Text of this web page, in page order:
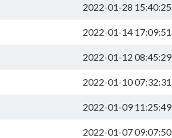
2022-01-28 15:40:25
2022-01-14 17:09:51
2022-01-12 08:45:29
2022-01-10 07:32:31
2022-01-09 11:25:49
2022-01-07 09:07:50